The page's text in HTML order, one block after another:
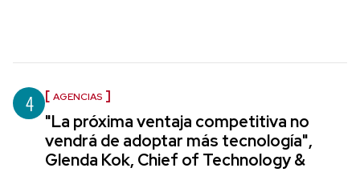
4 AGENCIAS
"La próxima ventaja competitiva no
vendrá de adoptar más tecnología",
Glenda Kok, Chief of Technology &